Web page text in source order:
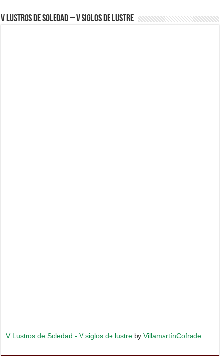
V Lustros de Soledad – V Siglos de Lustre
V Lustros de Soledad - V siglos de lustre byVillamartínCofrade